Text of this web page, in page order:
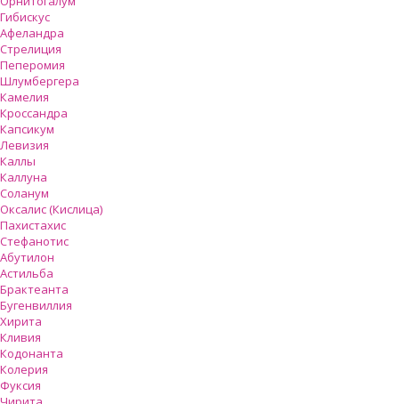
Гибискус
Афеландра
Стрелиция
Пеперомия
Шлумбергера
Камелия
Кроссандра
Капсикум
Левизия
Каллы
Каллуна
Соланум
Оксалис (Кислица)
Пахистахис
Стефанотис
Абутилон
Астильба
Брактеанта
Бугенвиллия
Хирита
Кливия
Кодонанта
Колерия
Фуксия